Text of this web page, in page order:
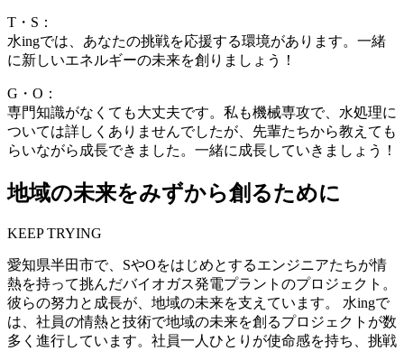
T・S：
水ingでは、あなたの挑戦を応援する環境があります。一緒
に新しいエネルギーの未来を創りましょう！
G・O：
専門知識がなくても大丈夫です。私も機械専攻で、水処理に
ついては詳しくありませんでしたが、先輩たちから教えても
らいながら成長できました。一緒に成長していきましょう！
地域の未来をみずから創るために
KEEP TRYING
愛知県半田市で、SやOをはじめとするエンジニアたちが情
熱を持って挑んだバイオガス発電プラントのプロジェクト。
彼らの努力と成長が、地域の未来を支えています。 水ingで
は、社員の情熱と技術で地域の未来を創るプロジェクトが数
多く進行しています。社員一人ひとりが使命感を持ち、挑戦